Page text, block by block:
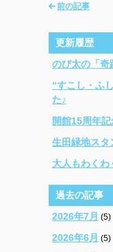
前の記事
更新履歴
のび太の「奇
“すこし・ふ
た♪
開館15周年記
生田緑地スタ
大人もわくわ
過去の記事
2026年7月 (5)
2026年6月 (5)